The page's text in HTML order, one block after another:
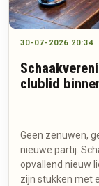
30-07-2026 20:34
clublid
Geen zenuwen,
nieuwe partij.
opvallend nieuw
zijn stukken met